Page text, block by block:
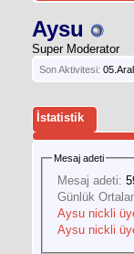
hilesi
Aysu
Super Moderator
Son Aktivitesi:
İstatistik
Mesaj adeti
Mesaj adeti:
Günlük
Aysu nickli
Aysu nickli